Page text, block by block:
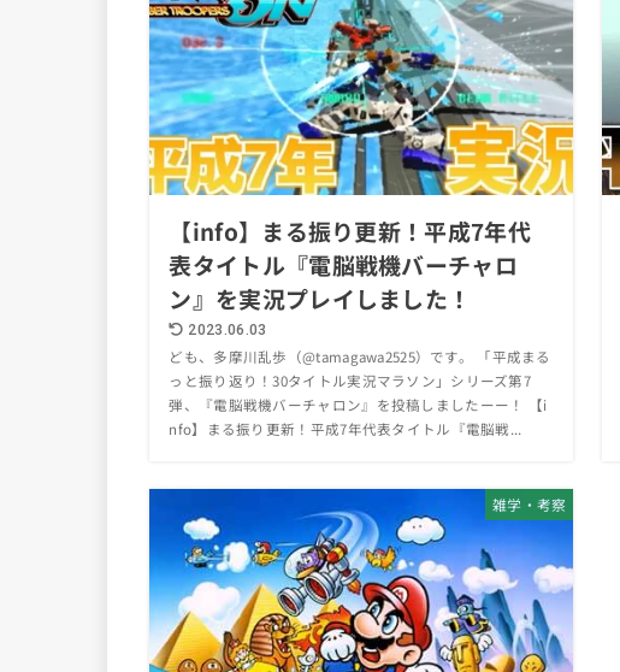
【info】まる振り更新！平成7年代
表タイトル『電脳戦機バーチャロ
ン』を実況プレイしました！
2023.06.03
ども、多摩川乱歩（@tamagawa2525）です。 「平成まる
っと振り返り！30タイトル実況マラソン」シリーズ第7
弾、『電脳戦機バーチャロン』を投稿しましたーー！ 【i
nfo】まる振り更新！平成7年代表タイトル『電脳戦...
雑学・考察